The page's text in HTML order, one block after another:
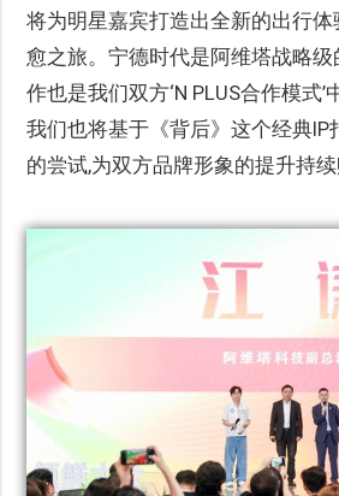
将为明星嘉宾打造出全新的出行
愈之旅。宁德时代是阿维塔战略级
作也是我们双方‘N PLUS合作模式
我们也将基于《背后》这个经典IP
的尝试,为双方品牌形象的提升持续